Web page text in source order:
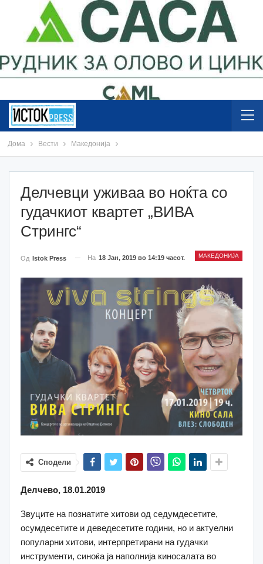
Дома Вести Македонија
Делчевци уживаа во ноќта со
гудачкиот квартет „ВИВА
Стрингс“
МАКЕДОНИЈА
Од Istok Press На 18 Јан, 2019 во 14:19 часот.
Сподели
Делчево, 18.01.2019
Звуците на познатите хитови од седумдесетите,
осумдесетите и деведесетите години, но и актуелни
популарни хитови, интерпретирани на гудачки
инструменти, синоќа ја наполнија киносалата во